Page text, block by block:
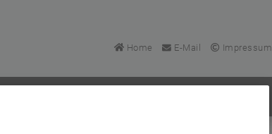
Home E-Mail Impressum